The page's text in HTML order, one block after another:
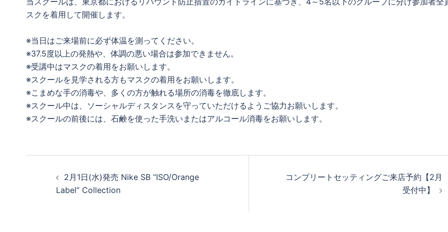
スクを着用して開催します。
※当日はご来場前に必ず体温を測ってください。
※37.5度以上の発熱や、体調の悪い場合は参加できません。
※受講中はマスクの着用をお願いします。
※スクールを見学される方もマスクの着用をお願いします。
※こまめな手の消毒や、多くの方が触れる場所の消毒を徹底します。
※スクール中は、ソーシャルディスタンスを守っていただけるようご協力お願いします。
※スクールの前後には、石鹸を使った手洗いまたはアルコール消毒をお願いします。
2月1日(水)発売 Nike SB “ISO/Orange
Label” Collection
コンプリートセッティングご来店予約【2月
受付中】